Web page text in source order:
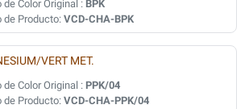
de Color Original : BPK
de Producto: VCD-CHA-BPK
VERT MET.
de Color Original : PPK/04
de Producto: VCD-CHA-PPK/04